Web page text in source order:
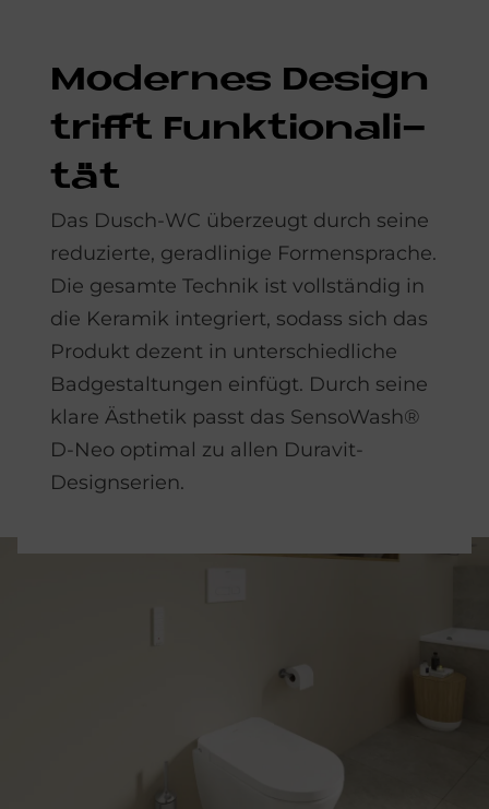
Mo­der­nes De­sign
trif­ft Funk­tio­na­li­
tät
Das Dusch-WC überzeugt durch seine
reduzierte, geradlinige Formensprache.
Die gesamte Technik ist vollständig in
die Keramik integriert, sodass sich das
Produkt dezent in unterschiedliche
Badgestaltungen einfügt. Durch seine
klare Ästhetik passt das SensoWash®
D-Neo optimal zu allen Duravit-
Designserien.